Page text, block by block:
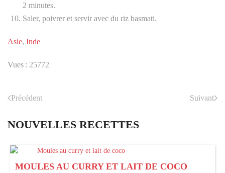
2 minutes.
Saler, poivrer et servir avec du riz basmati.
Asie, Inde
Vues : 25772
Précédent Suivant
NOUVELLES RECETTES
MOULES AU CURRY ET LAIT DE COCO